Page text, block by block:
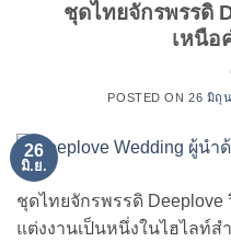
ชุดไทยจักรพรรดิ
เหนือ
POSTED ON26 มิถุ
26
มิ.ย.
ชุดไทยจักรพรรดิ
แต่งงานเป็นหนึ่งในไฮไลท์